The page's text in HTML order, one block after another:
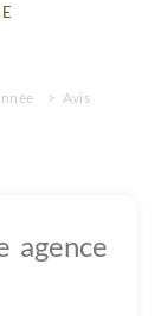
Avis
agence